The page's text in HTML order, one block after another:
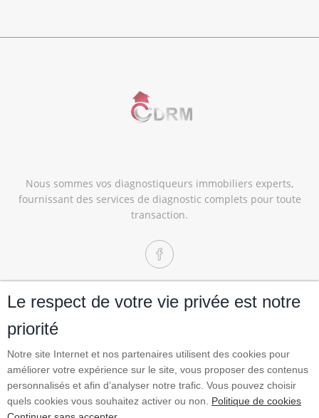
Nous sommes vos diagnostiqueurs immobiliers experts,
fournissant des services de diagnostic complets pour toute
transaction.
Copyright © 2026 Cdrm
Politique de confidentialité
Site propulsé par
Le respect de votre vie privée est notre
priorité
Notre site Internet et nos partenaires utilisent des cookies pour
améliorer votre expérience sur le site, vous proposer des contenus
personnalisés et afin d’analyser notre trafic. Vous pouvez choisir
quels cookies vous souhaitez activer ou non. Politique de cookies